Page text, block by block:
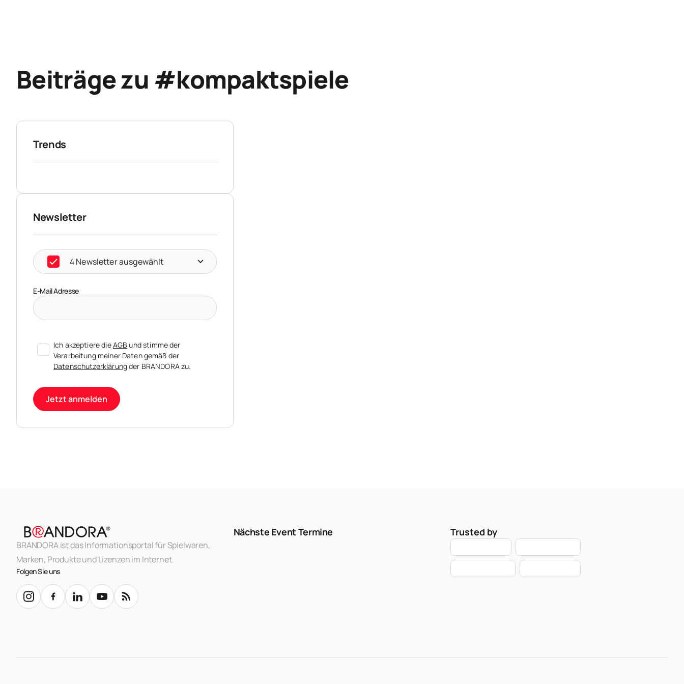
Beiträge zu #kompaktspiele
Trends
Newsletter
4 Newsletter ausgewählt
E-Mail Adresse
Ich akzeptiere dieAGBund stimme der
Verarbeitung meiner Daten gemäß der
Datenschutzerklärungder BRANDORA zu.
Jetzt anmelden
BRANDORA ist das Informationsportal für Spielwaren,
Marken, Produkte und Lizenzen im Internet.
Folgen Sie uns
Nächste Event Termine Trusted by